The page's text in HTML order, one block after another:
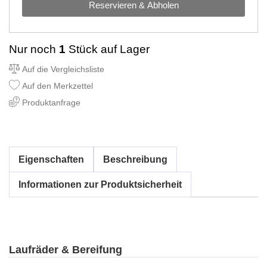
Reservieren & Abholen
Nur noch 1 Stück auf Lager
Auf die Vergleichsliste
Auf den Merkzettel
Produktanfrage
Eigenschaften Beschreibung
Informationen zur Produktsicherheit
Laufräder & Bereifung